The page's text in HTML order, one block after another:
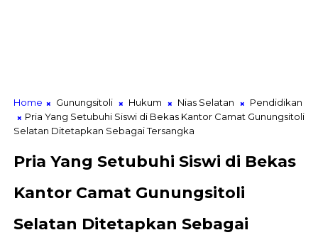
Home Gunungsitoli Hukum Nias Selatan
Pendidikan
Pria Yang Setubuhi Siswi di Bekas Kantor Camat Gunungsitoli
Selatan Ditetapkan Sebagai Tersangka
Pria Yang Setubuhi Siswi di Bekas
Kantor Camat Gunungsitoli
Selatan Ditetapkan Sebagai